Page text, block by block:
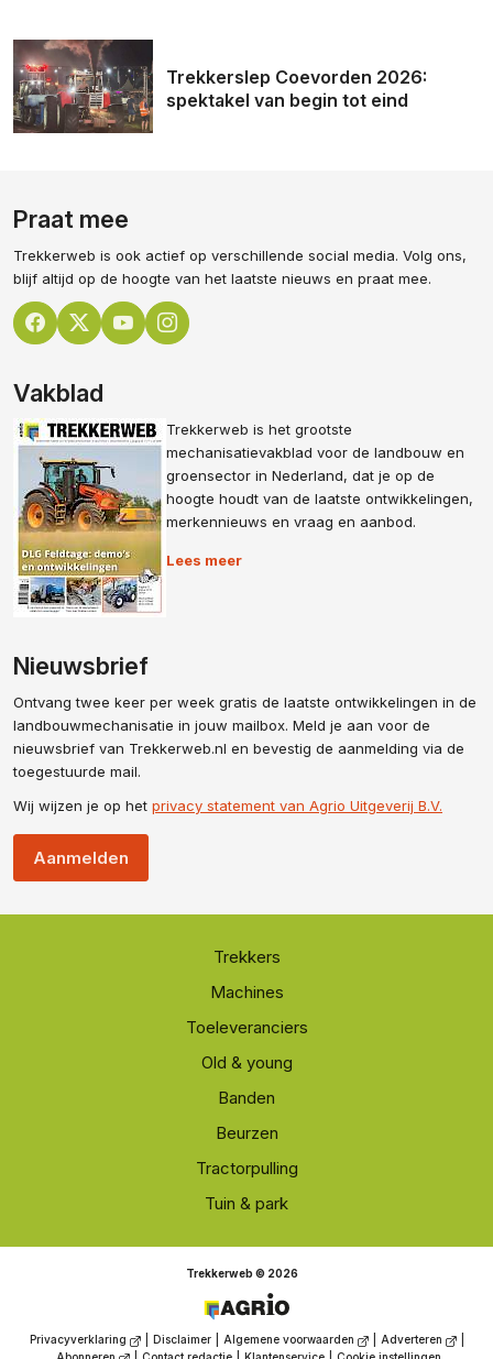
Trekkerslep Coevorden 2026:
spektakel van begin tot eind
Praat mee
Trekkerweb is ook actief op verschillende social media. Volg ons,
blijf altijd op de hoogte van het laatste nieuws en praat mee.
Vakblad
Trekkerweb is het grootste
mechanisatievakblad voor de landbouw en
groensector in Nederland, dat je op de
hoogte houdt van de laatste ontwikkelingen,
merkennieuws en vraag en aanbod.
Lees meer
Nieuwsbrief
Ontvang twee keer per week gratis de laatste ontwikkelingen in de
landbouwmechanisatie in jouw mailbox. Meld je aan voor de
nieuwsbrief van Trekkerweb.nl en bevestig de aanmelding via de
toegestuurde mail.
Wij wijzen je op het privacy statement van Agrio Uitgeverij B.V.
Aanmelden
Trekkers
Machines
Toeleveranciers
Old & young
Banden
Beurzen
Tractorpulling
Tuin & park
Trekkerweb © 2026
Privacyverklaring Disclaimer Algemene voorwaarden Adverteren